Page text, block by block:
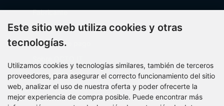
Fabricante
Costos de envío
Métodos de pago
Mapa del sitio
Este sitio web utiliza cookies y otras
tecnologías.
Utilizamos cookies y tecnologías similares, también de terceros
proveedores, para asegurar el correcto funcionamiento del sitio
web, analizar el uso de nuestra oferta y poder ofrecerte la
mejor experiencia de compra posible. Puede encontrar más